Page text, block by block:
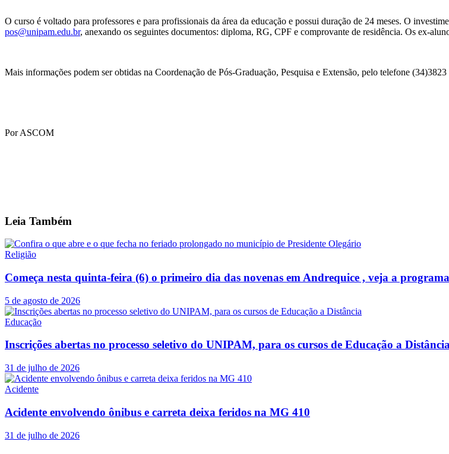
O curso é voltado para professores e para profissionais da área da educação e possui duração de 24 meses. O
pos@unipam.edu.br, anexando os seguintes documentos: diploma, RG, CPF e comprovante de residência. Os ex-
Mais informações podem ser obtidas na Coordenação de Pós-Graduação, Pesquisa e Extensão, pelo telefone (34)3823
Por ASCOM
Leia Também
Religião
Começa nesta quinta-feira (6) o primeiro dia das novenas em Andrequice , veja a
5 de agosto de 2026
Educação
Inscrições abertas no processo seletivo do UNIPAM, para os cursos de Educação a
31 de julho de 2026
Acidente
Acidente envolvendo ônibus e carreta deixa feridos na MG 410
31 de julho de 2026